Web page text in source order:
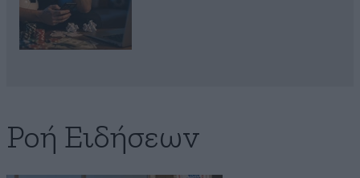
Ροή Ειδήσεων